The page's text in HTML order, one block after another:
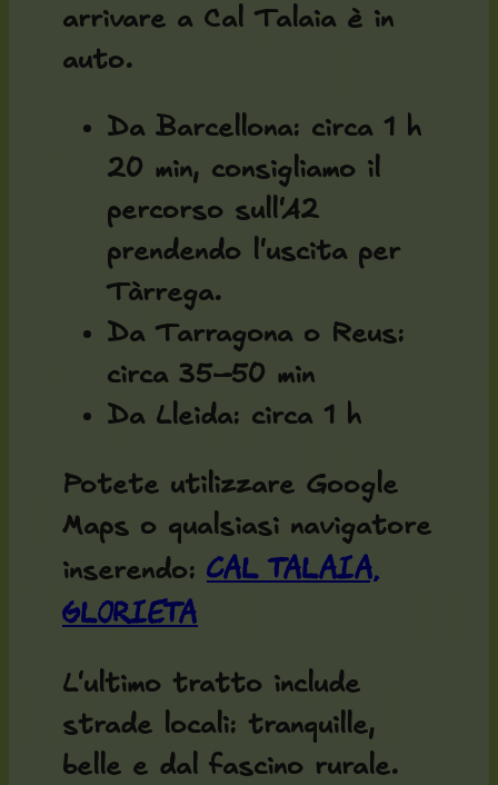
arrivare a Cal Talaia è in
auto.
Da Barcellona: circa 1 h
20 min, consigliamo il
percorso sull'A2
prendendo l'uscita per
Tàrrega.
Da Tarragona o Reus:
circa 35–50 min
Da Lleida: circa 1 h
Potete utilizzare Google
Maps o qualsiasi navigatore
inserendo: Cal Talaia,
Glorieta
L'ultimo tratto include
strade locali: tranquille,
belle e dal fascino rurale.